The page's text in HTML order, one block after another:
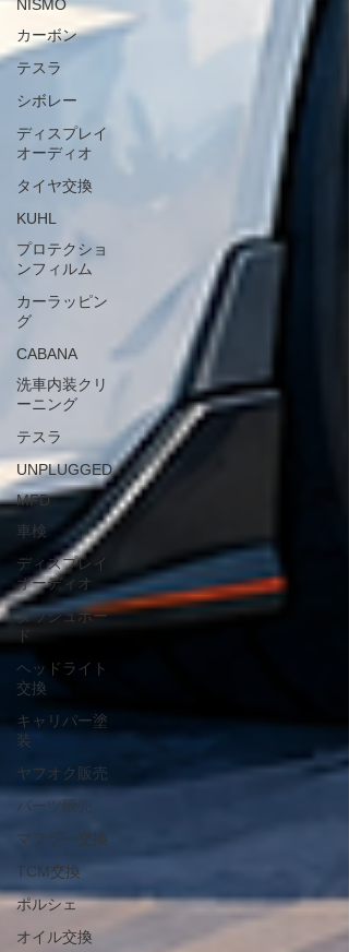
NISMO
カーボン
テスラ
シボレー
ディスプレイ
オーディオ
タイヤ交換
KUHL
プロテクショ
ンフィルム
カーラッピン
グ
CABANA
洗車内装クリ
ーニング
テスラ
UNPLUGGED
MFD
車検
ディスプレイ
オーディオ
ダッシュボー
ド
ヘッドライト
交換
キャリパー塗
装
ヤフオク販売
パーツ販売
マフラー交換
TCM交換
ポルシェ
オイル交換